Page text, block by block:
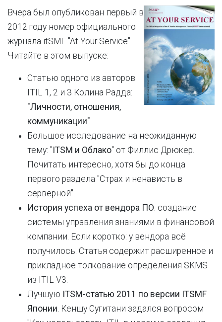
Вчера был опубликован первый в
2012 году номер официального
журнала itSMF "At Your Service".
Читайте в этом выпуске:
Статью одного из авторов
ITIL 1, 2 и 3 Колина Радда:
"Личности, отношения,
коммуникации"
Большое исследование на неожиданную
тему: " ITSM и Облако" от Филлис Дрюкер.
Почитать интересно, хотя бы до конца
первого раздела "Страх и ненависть в
серверной".
История успеха от вендора ПО: создание
системы управления знаниями в финансовой
компании. Если коротко: у вендора всё
получилось. Статья содержит расширенное и
прикладное толкование определения SKMS
из ITIL V3.
Лучшую ITSM-статью 2011 по версии ITSMF
Японии. Кеншу Сугитани задался вопросом